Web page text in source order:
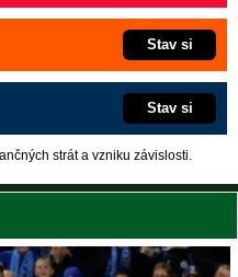
Stav si
Stav si
strát a vzniku závislosti.